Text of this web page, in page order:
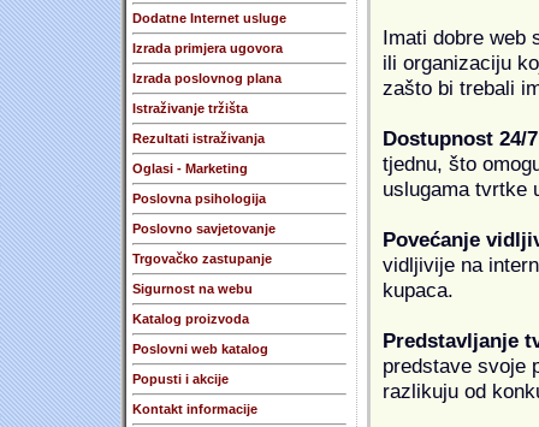
Dodatne Internet usluge
Izrada primjera ugovora
Izrada poslovnog plana
Istraživanje tržišta
Rezultati istraživanja
Oglasi - Marketing
Poslovna psihologija
Poslovno savjetovanje
Trgovačko zastupanje
Sigurnost na webu
Katalog proizvoda
Poslovni web katalog
Popusti i akcije
Kontakt informacije
Imati dobre web
ili organizaciju
zašto bi trebali
Dostupnost 24/7
tjednu, što
uslugama tvrtke
Povećanje
vidljivije na
kupaca.
Predstavljanje
predstave svoje
razlikuju od